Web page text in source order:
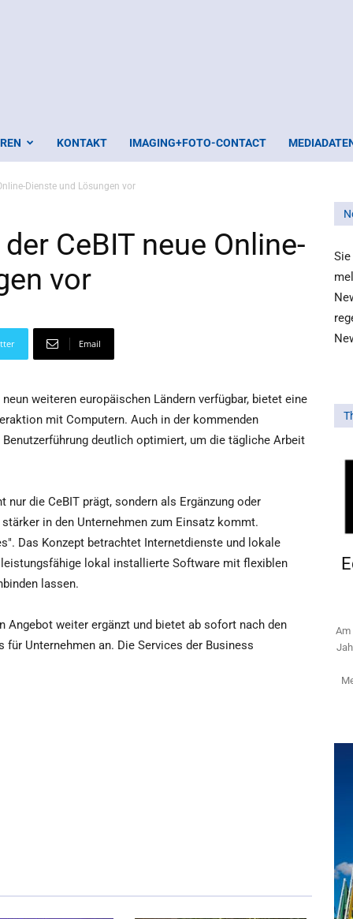
KONTAKT IMAGING+FOTO-CONTACT
Dienste und Lösungen vor
CeBIT neue Online-
vor
Email
weiteren europäischen Ländern verfügbar, bietet eine
mit Computern. Auch in der kommenden
deutlich optimiert, um die tägliche Arbeit
die CeBIT prägt, sondern als Ergänzung oder
in den Unternehmen zum Einsatz kommt.
Das Konzept betrachtet Internetdienste und lokale
lokal installierte Software mit flexiblen
lassen.
weiter ergänzt und bietet ab sofort nach den
für Unternehmen an. Die Services der Business
Am